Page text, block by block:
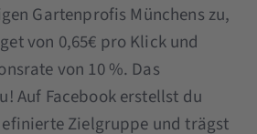
Gartenprofis Münchens zu,
von 0,65€ pro Klick und
von 10 %. Das
Auf Facebook erstellst du
Zielgruppe und trägst